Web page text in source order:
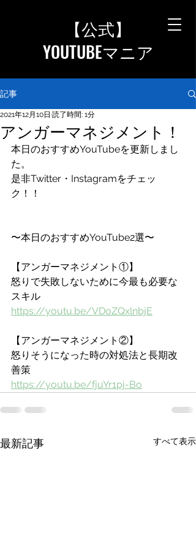
【公式】
YOUTUBEマニア
記事
アンガーマネジメント！
2021年12月10日 読了時間: 1分
本日のおすすめYouTubeを更新しまし
た。
是非Twitter・Instagramをチェッ
ク！！
〜本日のおすすめYouTube2選〜
【アンガーマネジメント①】
怒りで失敗しないために今最も必要な
スキル
https://youtu.be/VDoZQxlnbjE
【アンガーマネジメント②】
怒りそうになった時の対処法と長期改
善策
https://youtu.be/fjuYr1pj-Bo
最新記事 すべて表示